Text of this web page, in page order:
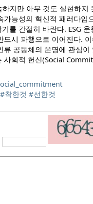
지만 아무 것도 실현하지
능성의 혁신적 패러다임
를 간절히 바란다. ESG
시 파행으로 이어진다.
공동체의 운명에 관심
사회적 헌신(Social
#착한것 #선한것